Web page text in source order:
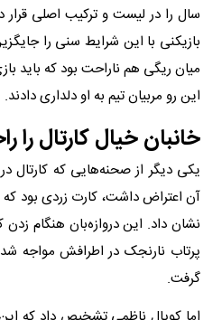
سال را در لیست و ترکیب اصلی
بازیکنی با این شرایط سنی را
میان ریگی هم ناراحت بود که باید
این رو مربیان تیم به او دلداری دادند.
خانبان خیال کارتال را
یکی دیگر از صحنه‌هایی که کارتال
آن اعتراض داشت، کارت زردی بود که
نشان داد. این دروازه‌بان هنگام زدن
پرتاب نارنجک در اطرافش مواجه
گرفت.